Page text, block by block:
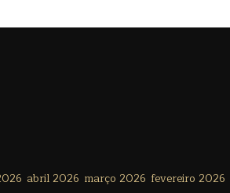
abril 2026 março 2026 fevereiro 2026